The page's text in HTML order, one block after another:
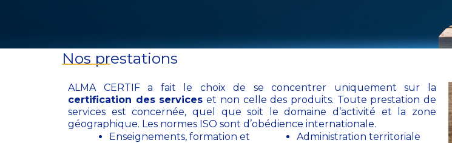
Nos prestations
ALMA CERTIF a fait le choix de se concentrer uniquement sur la
certification des services et non celle des produits. Toute prestation de
services est concernée, quel que soit le domaine d’activité et la zone
géographique. Les normes ISO sont d’obédience internationale.
Enseignements, formation et
Administration territoriale